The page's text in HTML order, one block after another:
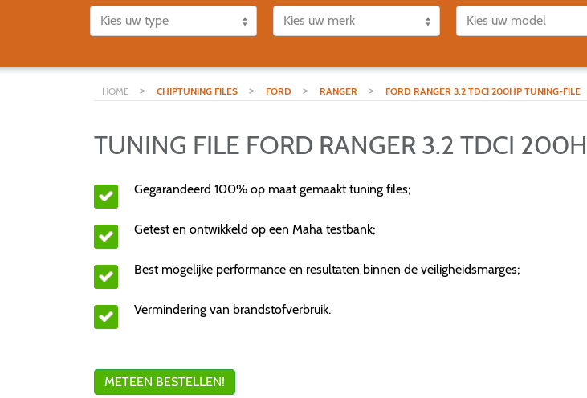
HOME > CHIPTUNING FILES > FORD > RANGER > FORD RANGER 3.2 TDCI 200HP TUNING-FILE
TUNING FILE FORD RANGER 3.2 TDCI
Gegarandeerd 100% op maat gemaakt tuning files;
Getest en ontwikkeld op een Maha testbank;
Best mogelijke performance en resultaten binnen de veiligheidsmarges;
Vermindering van brandstofverbruik.
METEEN BESTELLEN!